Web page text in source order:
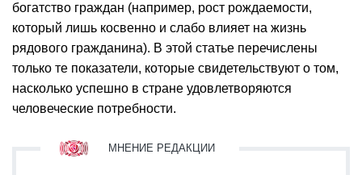
богатство граждан (например, рост рождаемости,
который лишь косвенно и слабо влияет на жизнь
рядового гражданина). В этой статье перечислены
только те показатели, которые свидетельствуют о том,
насколько успешно в стране удовлетворяются
человеческие потребности.